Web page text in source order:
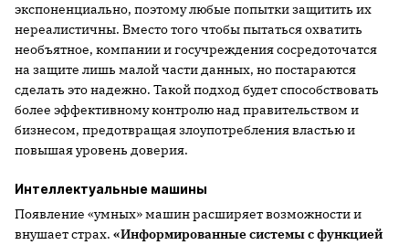
экспоненциально, поэтому любые попытки защитить их
нереалистичны. Вместо того чтобы пытаться охватить
необъятное, компании и госучреждения сосредоточатся
на защите лишь малой части данных, но постараются
сделать это надежно. Такой подход будет способствовать
более эффективному контролю над правительством и
бизнесом, предотвращая злоупотребления властью и
повышая уровень доверия.
Интеллектуальные машины
Появление «умных» машин расширяет возможности и
внушает страх. «Информированные системы с функцией